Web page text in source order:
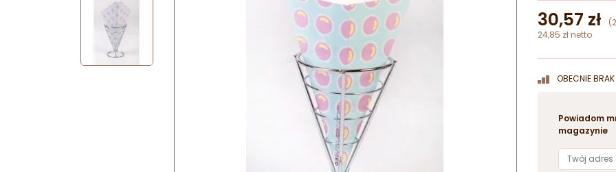
30,57 zł
24,85 zł netto
OBECNIE
Powiadom
magazynie